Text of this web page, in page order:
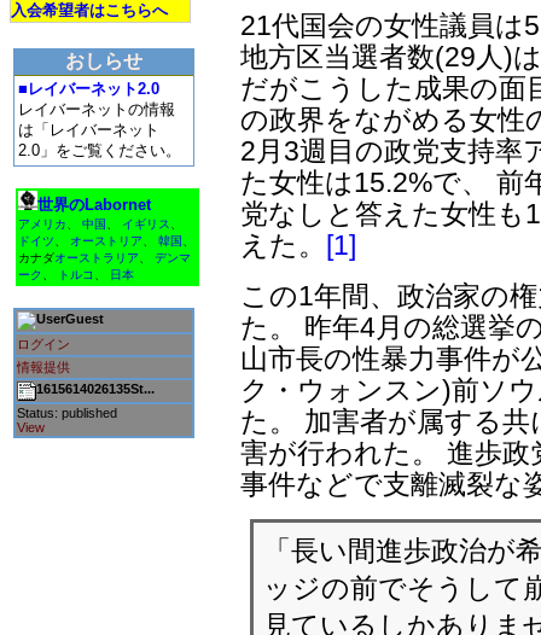
入会希望者はこちらへ
おしらせ
■レイバーネット2.0
レイバーネットの情報
は「レイバーネット
2.0」をご覧ください。
世界のLabornet
アメリカ 中国 イギリス
ドイツ
オーストリア 韓国
カナダオーストラリア
デンマ
ーク
トルコ 日本
Guest
ログイン
情報提供
1615614026135St...
Status: published
View
21代国会の女性議員は
地方区当選者数(29人)
だがこうした成果の面
の政界をながめる女性
2月3週目の政党支持率
た女性は15.2%で、 前
党なしと答えた女性も
えた。 [1]
この1年間、政治家の
た。 昨年4月の総選挙
山市長の性暴力事件が
ク・ウォンスン)前ソ
た。 加害者が属する
害が行われた。 進歩
事件などで支離滅裂な
「長い間進歩政治が
ッジの前でそうして
見ているしかありま